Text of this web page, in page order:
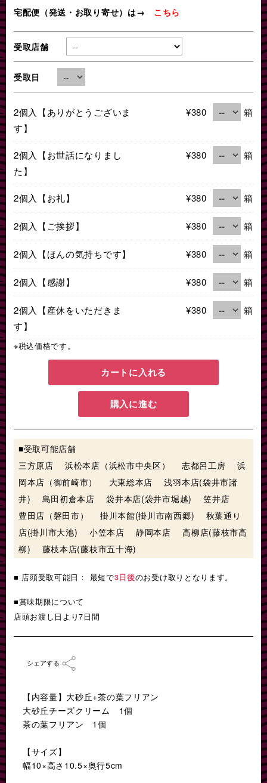
宅配便（発送・お取り寄せ）は→ こちら
受取店舗
受取日
2個入【ありがとうございま
す】
¥380 箱
2個入【お世話になりまし
た】
¥380 箱
2個入【お礼】 ¥380 箱
2個入【ご挨拶】 ¥380 箱
2個入【ほんの気持ちです】 ¥380 箱
2個入【感謝】 ¥380 箱
2個入【産休をいただきま
す】
¥380 箱
※税込価格です。
カートに入れる
購入に進む
■受取可能店舗
三方原店 浜松本店（浜松市中央区） 志都呂工房 浜
岡本店（御前崎市） 大東総本店 浅羽本店(袋井市諸
井) 島田初倉本店 袋井本店(袋井市堀越) 笠井店
豊田店（磐田市） 掛川本館(掛川市南西郷) 秋葉通り
店(掛川市大池) 小笠本店 静岡本店 高柳店(藤枝市高
柳) 藤枝本店(藤枝市五十海)
■ 店頭受取可能日： 最短で3日後のお受け取りとなります。
■賞味期限について
店頭お渡し日より7日間
シェアする
【内容量】大砂丘+茶の葉フリアン
大砂丘チーズクリーム 1個
茶の葉フリアン 1個
【サイズ】
幅10×高さ10.5×奥行5cm